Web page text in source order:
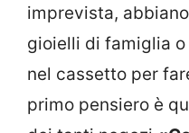
imprevista,
gioielli di famiglia o
nel cassetto per
primo pensiero è